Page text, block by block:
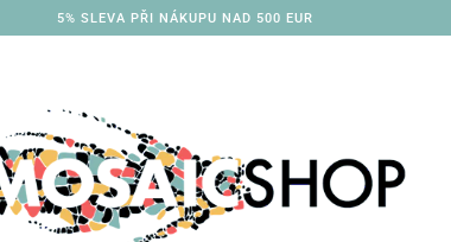
5% SLEVA PŘI NÁKUPU NAD 500 EUR